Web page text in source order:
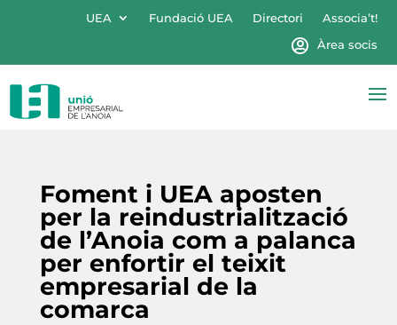
UEA Fundació UEA Directori
Associa’t!
Àrea socis
Foment i UEA aposten
per la reindustrialització
de l’Anoia com a palanca
per enfortir el teixit
empresarial de la
comarca